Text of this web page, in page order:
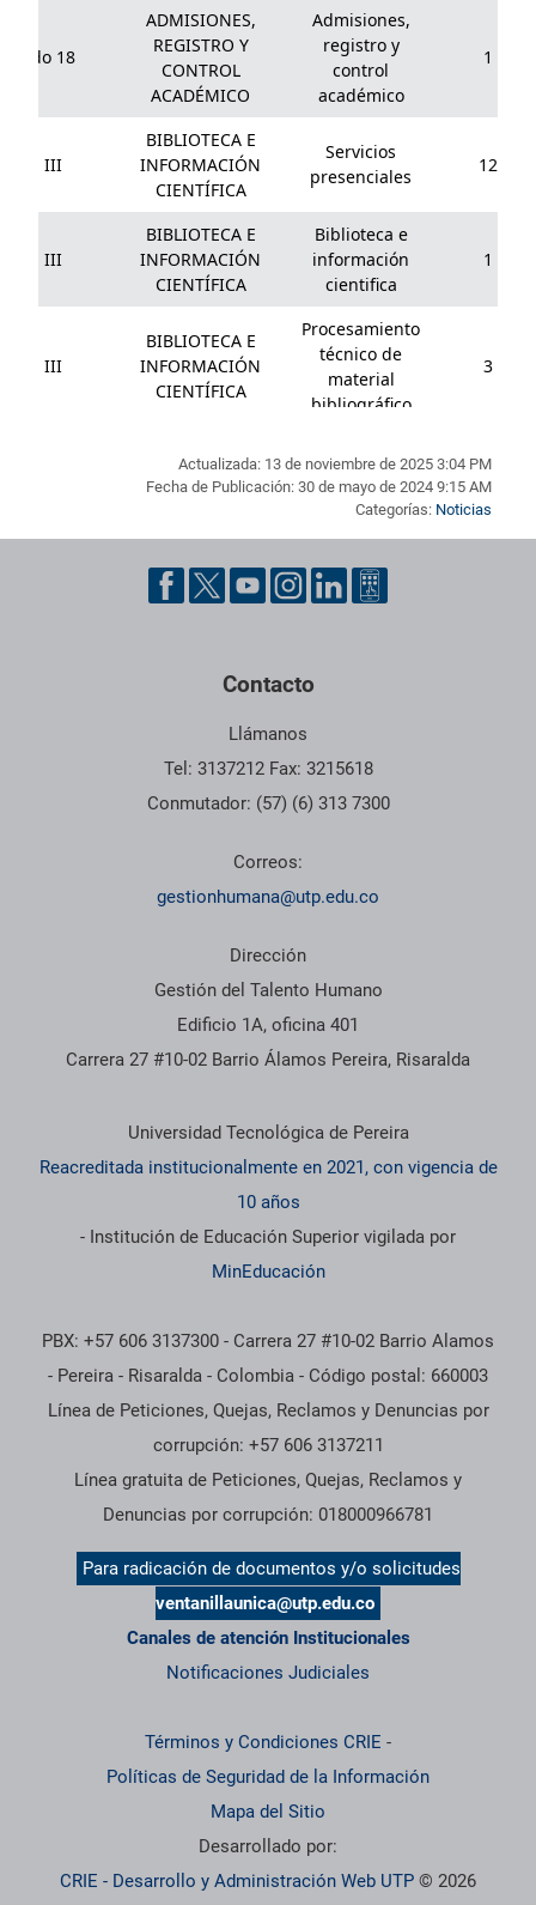
Actualizada: 13 de noviembre de 2025 3:04 PM
Fecha de Publicación: 30 de mayo de 2024 9:15 AM
Categorías: Noticias
Pie de página con información de contacto, redes sociales y
Contacto
Llámanos
Tel: 3137212 Fax: 3215618
Conmutador: (57) (6) 313 7300
Correos:
gestionhumana@utp.edu.co
Dirección
Gestión del Talento Humano
Edificio 1A, oficina 401
Carrera 27 #10-02 Barrio Álamos Pereira, Risaralda
Información institucional
Universidad Tecnológica de Pereira
Reacreditada institucionalmente en 2021, con vigencia de
10 años
- Institución de Educación Superior vigilada por
MinEducación
PBX: +57 606 3137300 - Carrera 27 #10-02 Barrio Alamos
- Pereira - Risaralda - Colombia - Código postal: 660003
Línea de Peticiones, Quejas, Reclamos y Denuncias por
corrupción: +57 606 3137211
Línea gratuita de Peticiones, Quejas, Reclamos y
Denuncias por corrupción: 018000966781
Para radicación de documentos y/o solicitudes
ventanillaunica@utp.edu.co
Canales de atención Institucionales
Notificaciones Judiciales
Términos y Condiciones CRIE -
Políticas de Seguridad de la Información
Mapa del Sitio
Desarrollado por:
CRIE - Desarrollo y Administración Web UTP © 2026